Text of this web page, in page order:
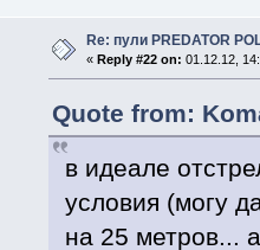
Re: пули PREDATOR
« Reply #22 on: 01.12.12,
Quote from:
в идеале
условия (могу
на 25 метров...